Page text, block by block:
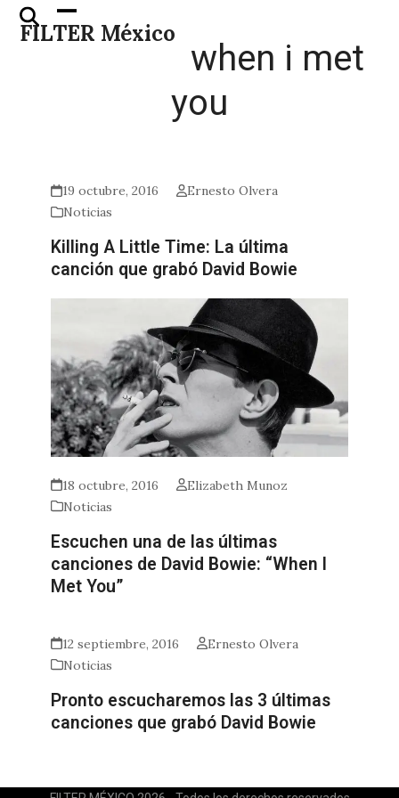
Skip
FILTER México
Open
mobile
Close
mobile
when i met
you
19 octubre, 2016
Ernesto Olvera
Noticias
Killing A Little Time: La última
canción que grabó David Bowie
18 octubre, 2016
Elizabeth Munoz
Noticias
Escuchen una de las últimas
canciones de David Bowie: “When I
Met You”
12 septiembre, 2016
Ernesto Olvera
Noticias
Pronto escucharemos las 3 últimas
canciones que grabó David Bowie